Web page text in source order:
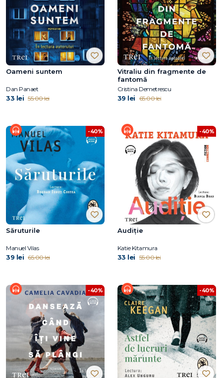
Oameni suntem
Dan Panaet
33 lei 55.00 lei
Vitraliu din fragmente de
fantomă
Cristina Demetrescu
39 lei 65.00 lei
-40%
Săruturile
Manuel Vilas
39 lei 65.00 lei
-40%
Audiție
Katie Kitamura
33 lei 55.00 lei
-40% -40%